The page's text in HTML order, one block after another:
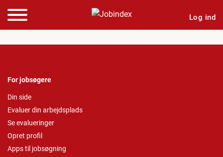
Log ind
For jobsøgere
Din side
Evaluer din arbejdsplads
Se evalueringer
Opret profil
Apps til jobsøgning